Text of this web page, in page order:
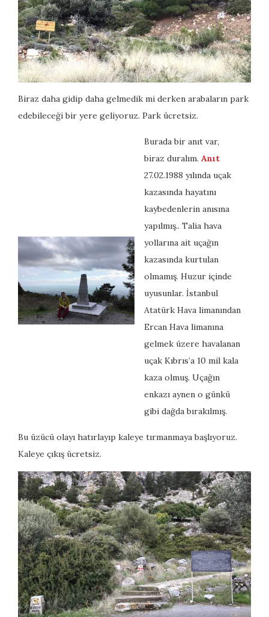
Biraz daha gidip daha gelmedik mi derken arabaların park
edebileceği bir yere geliyoruz. Park ücretsiz.
Burada bir anıt var,
biraz duralım. Anıt
27.02.1988 yılında uçak
kazasında hayatını
kaybedenlerin anısına
yapılmış.. Talia hava
yollarına ait uçağın
kazasında kurtulan
olmamış. Huzur içinde
uyusunlar. İstanbul
Atatürk Hava limanından
Ercan Hava limanına
gelmek üzere havalanan
uçak Kıbrıs’a 10 mil kala
kaza olmuş. Uçağın
enkazı aynen o günkü
gibi dağda bırakılmış.
Bu üzücü olayı hatırlayıp kaleye tırmanmaya başlıyoruz.
Kaleye çıkış ücretsiz.